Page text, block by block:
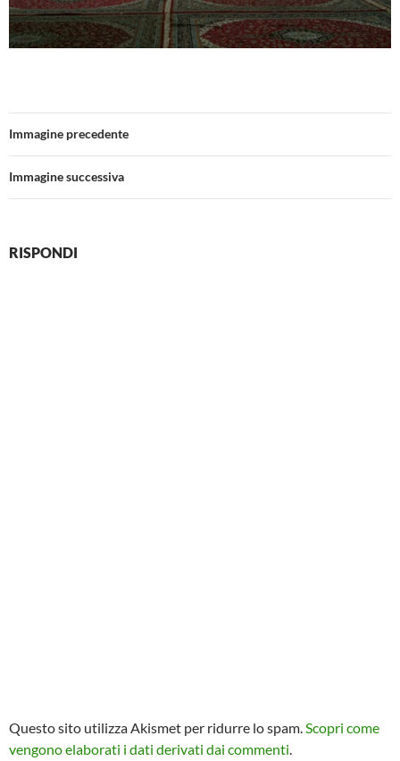
Immagine precedente
Immagine successiva
RISPONDI
Questo sito utilizza Akismet per ridurre lo spam.Scopri come
vengono elaborati i dati derivati dai commenti.